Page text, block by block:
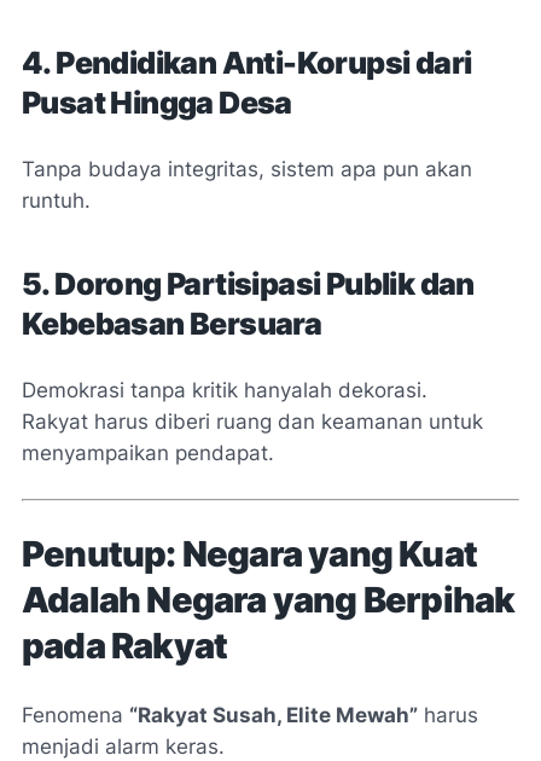
4. Pendidikan Anti-Korupsi dari
Pusat Hingga Desa
Tanpa budaya integritas, sistem apa pun akan
runtuh.
5. Dorong Partisipasi Publik dan
Kebebasan Bersuara
Demokrasi tanpa kritik hanyalah dekorasi.
Rakyat harus diberi ruang dan keamanan untuk
menyampaikan pendapat.
Penutup: Negara yang Kuat
Adalah Negara yang Berpihak
pada Rakyat
Fenomena “Rakyat Susah, Elite Mewah” harus
menjadi alarm keras.